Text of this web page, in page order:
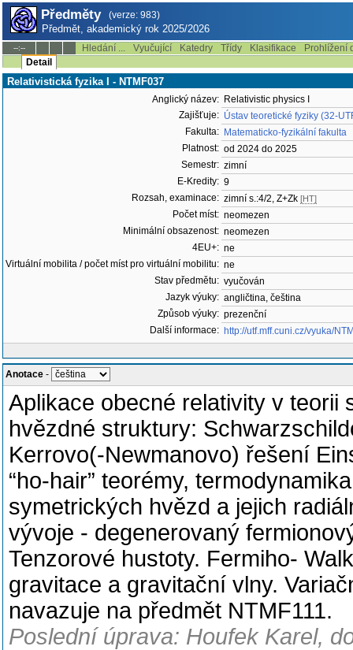
Předměty (verze: 983)
Předmět, akademický rok 2025/2026
--:-- Hledání ... Vyučující Katedry Třídy Klasifikace
Prohlížení
Detail
Relativistická fyzika I - NTMF037
Anglický název: Relativistic physics I
Zajišťuje: Ústav teoretické fyziky (32-
Fakulta: Matematicko-fyzikální fakulta
Platnost: od 2024 do 2025
Semestr: zimní
E-Kredity: 9
Rozsah, examinace: zimní s.:4/2, Z+Zk [HT]
Počet míst: neomezen
Minimální obsazenost: neomezen
4EU+: ne
Virtuální mobilita / počet míst pro virtuální mobilitu: ne
Stav předmětu: vyučován
Jazyk výuky: angličtina, čeština
Způsob výuky: prezenční
Další informace: http://utf.mff.cuni.cz/vyuka/
Anotace -
Aplikace obecné relativity v
hvězdné struktury:
Kerrovo(-Newmanovo) řešení
“ho-hair” teorémy,
symetrických hvězd a jejich
vývoje - degenerovaný
Tenzorové hustoty. Fermiho-
gravitace a gravitační vlny.
navazuje na předmět NTMF111.
Poslední úprava: Houfek Karel,